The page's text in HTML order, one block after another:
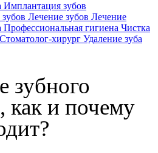
Имплантация зубов
Лечение зубов Лечение
Профессиональная гигиена Чистка
Стоматолог-хирург Удаление зуба
зубного
как и почему